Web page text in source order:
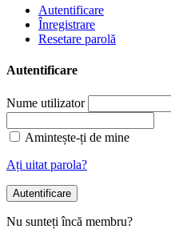
Autentificare
Înregistrare
Resetare parolă
Autentificare
Nume utilizator
Amintește-ți de mine
Ați uitat parola?
Autentificare
Nu sunteți încă membru?